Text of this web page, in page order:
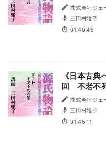
株式会社ジェ
三田村雅子
01:40:46
《日本古
回 不老不
株式会社ジェ
三田村雅子
01:45:11